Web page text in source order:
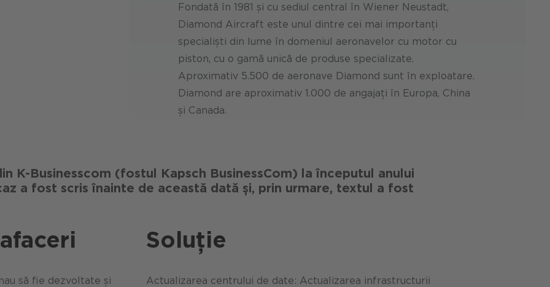
Fondată în 1981 și cu sediul central în Wiener Neustadt,
Diamond Aircraft este unul dintre cei mai importanți
specialiști din lume în domeniul aeronavelor cu motor cu
piston, cu o gamă unică de produse specializate.
Aproximativ 5.500 de aeronave Diamond sunt în exploatare.
Diamond are aproximativ 1.000 de angajați în Europa, China
și Canada.
K-Businesscom (fostul Kapsch BusinessCom) la începutul anului
a fost scris înainte de această dată și, prin urmare, textul a fost
să fie dezvoltate și
Soluție
Actualizarea centrului de date: Actualizarea infrastructurii